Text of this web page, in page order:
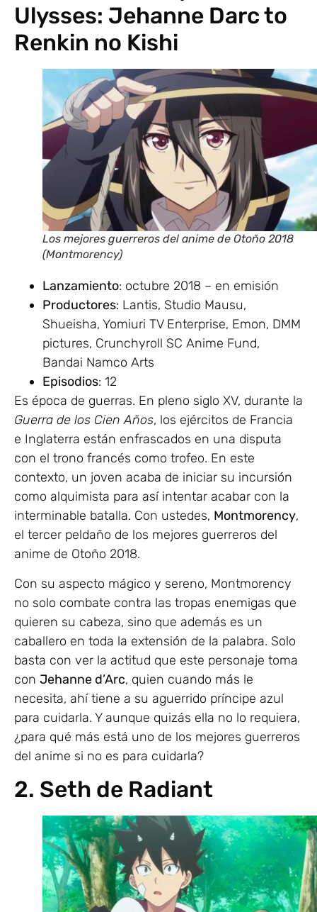
Ulysses: Jehanne Darc to
Renkin no Kishi
Los mejores guerreros del anime de Otoño 2018
(Montmorency)
Lanzamiento: octubre 2018 – en emisión
Productores: Lantis, Studio Mausu,
Shueisha, Yomiuri TV Enterprise, Emon, DMM
pictures, Crunchyroll SC Anime Fund,
Bandai Namco Arts
Episodios: 12
Es época de guerras. En pleno siglo XV, durante la
Guerra de los Cien Años, los ejércitos de Francia
e Inglaterra están enfrascados en una disputa
con el trono francés como trofeo. En este
contexto, un joven acaba de iniciar su incursión
como alquimista para así intentar acabar con la
interminable batalla. Con ustedes, Montmorency,
el tercer peldaño de los mejores guerreros del
anime de Otoño 2018.
Con su aspecto mágico y sereno, Montmorency
no solo combate contra las tropas enemigas que
quieren su cabeza, sino que además es un
caballero en toda la extensión de la palabra. Solo
basta con ver la actitud que este personaje toma
con Jehanne d’Arc, quien cuando más le
necesita, ahí tiene a su aguerrido príncipe azul
para cuidarla. Y aunque quizás ella no lo requiera,
¿para qué más está uno de los mejores guerreros
del anime si no es para cuidarla?
2. Seth de Radiant